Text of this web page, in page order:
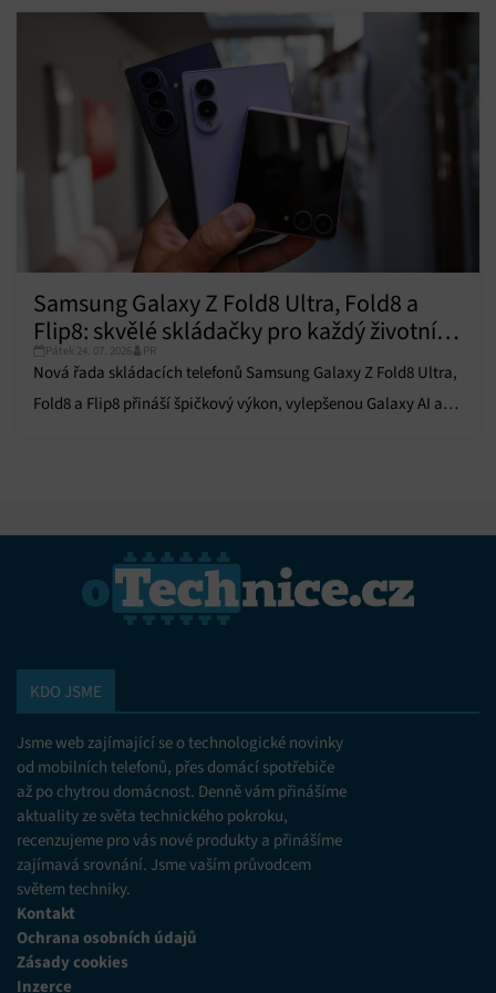
Zajištění bezpečnosti, předcházení a zjišťování
podvodů a odstraňování chyb, Poskytování a
zobrazování reklamy a obsahu, Ukládání a sdělování
voleb ochrany osobních údajů.
Vždy aktivní
Samsung Galaxy Z Fold8 Ultra, Fold8 a
Flip8: skvělé skládačky pro každý životní
styl
Pátek 24. 07. 2026 PR
Nová řada skládacích telefonů Samsung Galaxy Z Fold8 Ultra,
Fold8 a Flip8 přináší špičkový výkon, vylepšenou Galaxy AI a
KDO JSME
Jsme web zajímající se o technologické novinky
od mobilních telefonů, přes domácí spotřebiče
až po chytrou domácnost. Denně vám přinášíme
aktuality ze světa technického pokroku,
recenzujeme pro vás nové produkty a přinášíme
zajímavá srovnání. Jsme vaším průvodcem
světem techniky.
Kontakt
Ochrana osobních údajů
Zásady cookies
Inzerce